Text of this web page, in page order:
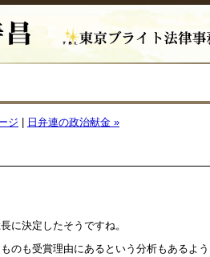
ジ 日弁連の政治献金 »
に決定したそうですね。
のも受賞理由にあるという分析もあるよう